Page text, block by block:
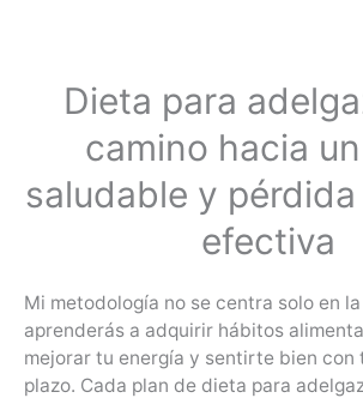
Dieta para
camino hacia
saludable y
efectiva
Mi metodología no se centra solo en
aprenderás a adquirir hábitos
mejorar tu energía y sentirte bien con
plazo. Cada plan de dieta para